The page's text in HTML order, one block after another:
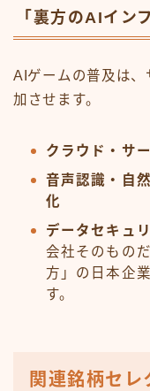
「裏方のAIイン
AIゲームの普及は
加させます。
クラウド・サ
音声認識・自
化
データセキュ
会社そのもの
方」の日本企
す。
関連銘柄セレ